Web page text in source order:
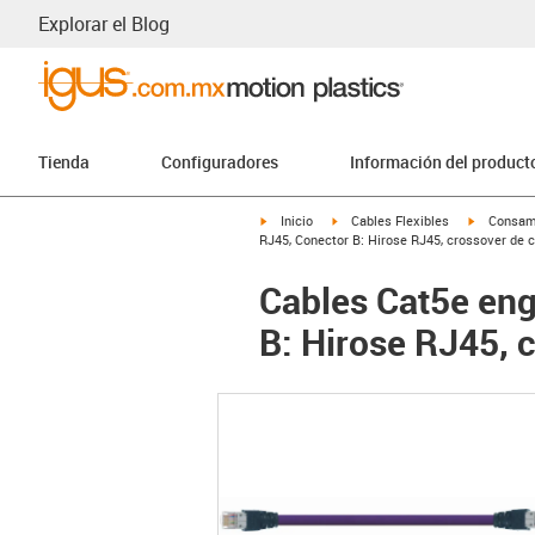
Explorar el Blog
Tienda Configuradores Información del
igus-icon-arrow-right
Inicio igus-icon-arrow-right
Cables Flexibles igus-
RJ45, Conector B: Hirose RJ45, crossover de
Cables Cat5e
B: Hirose RJ45,